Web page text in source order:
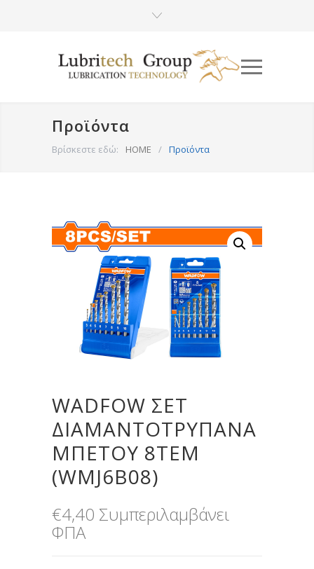
Προϊόντα
Βρίσκεστε εδώ: HOME / Προϊόντα
WADFOW ΣΕΤ
ΔΙΑΜΑΝΤΟΤΡΥΠΑΝΑ
ΜΠΕΤΟΥ 8ΤΕΜ
(WMJ6B08)
€4,40 Συμπεριλαμβάνει
ΦΠΑ